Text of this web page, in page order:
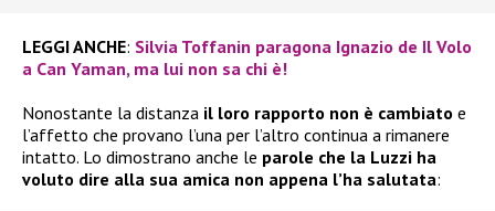
LEGGI ANCHE: Silvia Toffanin paragona Ignazio de Il Volo
a Can Yaman, ma lui non sa chi è!
Nonostante la distanza il loro rapporto non è cambiato e
l’affetto che provano l’una per l’altro continua a rimanere
intatto. Lo dimostrano anche le parole che la Luzzi ha
voluto dire alla sua amica non appena l’ha salutata: